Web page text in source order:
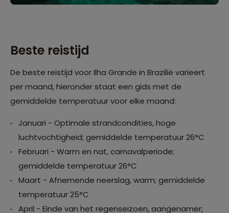
Beste reistijd
De beste reistijd voor Ilha Grande in Brazilië varieert
per maand, hieronder staat een gids met de
gemiddelde temperatuur voor elke maand:
Januari - Optimale strandcondities, hoge
luchtvochtigheid; gemiddelde temperatuur 26°C
Februari - Warm en nat, carnavalperiode;
gemiddelde temperatuur 26°C
Maart - Afnemende neerslag, warm; gemiddelde
temperatuur 25°C
April - Einde van het regenseizoen, aangenamer;